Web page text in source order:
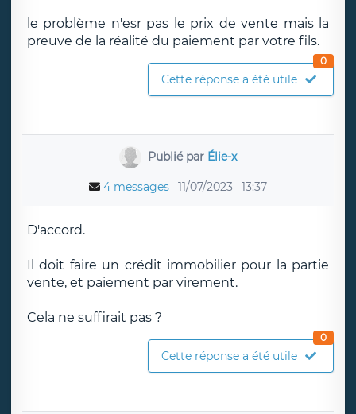
le problème n'esr pas le prix de vente mais la
preuve de la réalité du paiement par votre fils.
Cette réponse a été utile
0
Publié par Élie-x
4 messages 11/07/2023 13:37
D'accord.
Il doit faire un crédit immobilier pour la partie
vente, et paiement par virement.
Cela ne suffirait pas ?
Cette réponse a été utile
0